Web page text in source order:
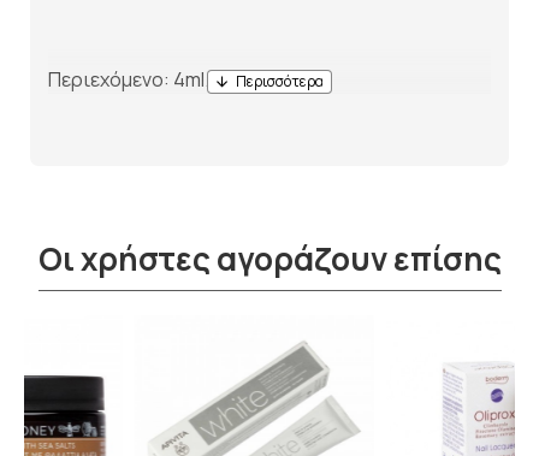
Περιεχόμενο: 4ml.
Οι χρήστες αγοράζουν επίσης